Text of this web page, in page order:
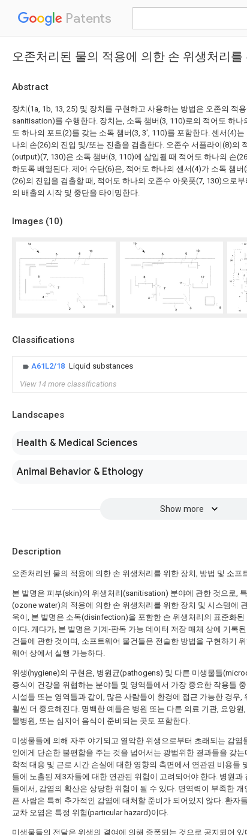
Patents
오존처리된 물의 적용에 의한 손 위생처리
Abstract
장치(1a, 1b, 13, 25) 및 장치를 구현하고 사용하는 방법은 오존의 적
sanitisation)를 수행한다. 장치는, 소독 챔버(3, 110)로의 적어도 하나
도 하나의 포트(2)를 갖는 소독 챔버(3, 3', 110)를 포함한다. 센서(4)
나의 손(26)의 진입 및/또는 진출을 검출한다. 오존수 서플라이(8)의
(output)(7, 130)은 소독 챔버(3, 110)에 삽입될 때 적어도 하나의 손
하도록 배열된다. 제어 수단(6)은, 적어도 하나의 센서(4)가 소독 챔버
(26)의 진입을 검출할 때, 적어도 하나의 오존수 아웃풋(7, 130)으로
의 배출의 시작 및 중단을 타이밍한다.
Images (10)
Classifications
A61L2/18 Liquid substances
View 14 more classifications
Landscapes
Health & Medical Sciences
Animal Behavior & Ethology
Show more
Description
오존처리된 물의 적용에 의한 손 위생처리를 위한 장치, 방법 및 소프
본 발명은 피부(skin)의 위생처리(sanitisation) 분야에 관한 것으로,
(ozone water)의 적용에 의한 손 위생처리를 위한 장치 및 시스템에
욱이, 본 발명은 소독(disinfection)을 포함한 손 위생처리의 표준화된
이다. 게다가, 본 발명은 기계-판독 가능 데이터 저장 매체 상에 기록
건들에 관한 것이며, 소프트웨어 물건들은 전술한 방법을 구현하기
웨어 상에서 실행 가능하다.
위생(hygiene)의 구현은, 병원균(pathogens) 및 다른 미생물들
증식이 건강을 위협하는 분야들 및 영역들에서 가장 중요한 작용들
시설들 또는 영역들과 같이, 많은 사람들이 환경에 접근 가능한 경우,
훨씬 더 중요해진다. 명백한 예들은 병원 또는 다른 의료 기관, 요양원
물병원, 또는 심지어 음식이 준비되는 곳도 포함한다.
미생물들에 의해 자주 야기되고 열악한 위생으로부터 초래되는 감염
인에게 단순한 불편함을 주는 것을 넘어서는 광범위한 결과들을 갖는
학적 대응 및 근로 시간 손실에 대한 영향의 측면에서 연관된 비용들
들에 노출된 제3자들에 대한 연관된 위험이 고려되어야 한다. 병원과
들에서, 감염의 확산은 상당한 위험이 될 수 있다. 면역력이 부족한 개
픈 사람은 특히 추가적인 감염에 대처할 준비가 되어있지 않다. 환자
교차 오염은 특정 위험(particular hazard)이다.
미생물들의 전달은 위생의 결여에 의해 증폭되는 것으로 공지되어 있